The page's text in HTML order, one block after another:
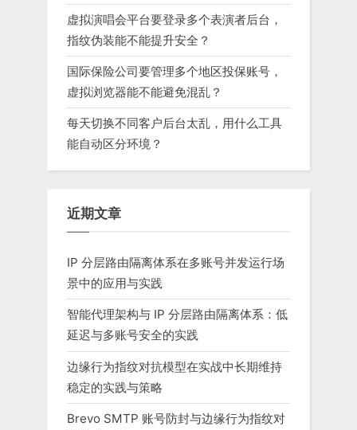
虚拟演唱会平台要登录多个表演者后台，
指纹伪装能不能提升安全？
国际保险公司要管理多个地区投保账号，
虚拟浏览器能不能避免混乱？
每天切换不同客户后台太乱，用什么工具
能自动区分环境？
近期文章
IP 分层路由隔离体系在多账号并发运行场
景中的应用与实践
智能代理架构与 IP 分层路由隔离体系：低
延迟与多账号安全的实践
边缘行为指纹对抗模型在实战中长期维持
稳定的实践与策略
Brevo SMTP 账号防封与边缘行为指纹对